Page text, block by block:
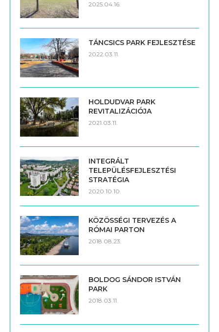
2025.04.16.
TÁNCSICS PARK FEJLESZTÉSE
2022.03.11.
HOLDUDVAR PARK
REVITALIZÁCIÓJA
2021.03.11.
INTEGRÁLT
TELEPÜLÉSFEJLESZTÉSI
STRATÉGIA
2020.10.10.
KÖZÖSSÉGI TERVEZÉS A
RÓMAI PARTON
2018.08.23.
BOLDOG SÁNDOR ISTVÁN
PARK
2018.03.11.